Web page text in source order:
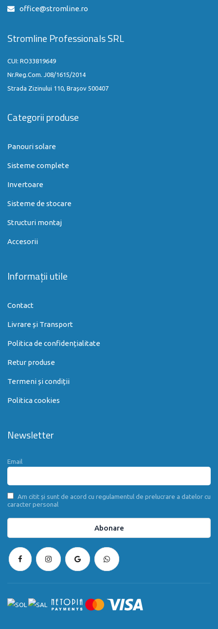
office@stromline.ro
Stromline Professionals SRL
CUI: RO33819649
Nr.Reg.Com. J08/1615/2014
Strada Zizinului 110, Brașov 500407
Categorii produse
Panouri solare
Sisteme complete
Invertoare
Sisteme de stocare
Structuri montaj
Accesorii
Informații utile
Contact
Livrare și Transport
Politica de confidențialitate
Retur produse
Termeni și condiții
Politica cookies
Newsletter
Email
Am citit și sunt de acord cu regulamentul de prelucrare a datelor cu
caracter personal